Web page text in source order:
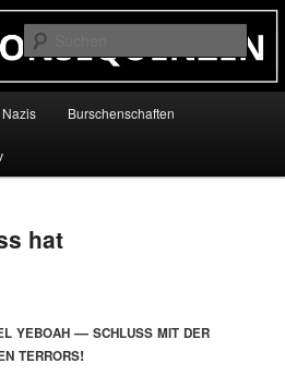
AK
Nazis Burschenschaften
hat
YEBOAH —SCHLUSS MIT DER
TERRORS!